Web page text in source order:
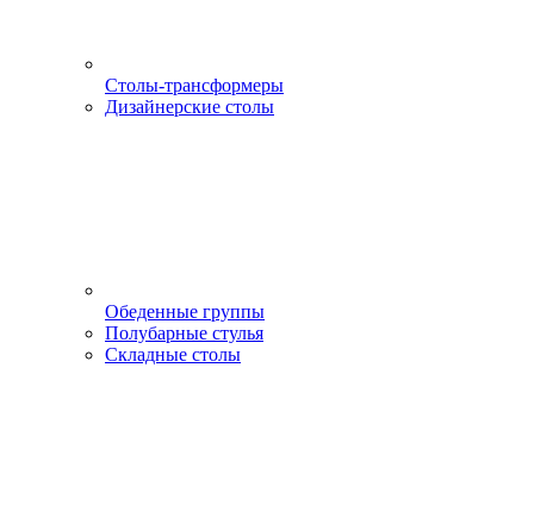
Столы-трансформеры
Дизайнерские столы
Обеденные группы
Полубарные стулья
Складные столы